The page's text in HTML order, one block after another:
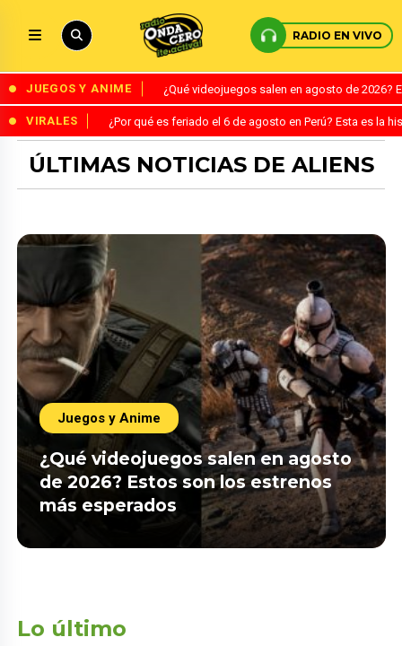
RADIO EN VIVO
JUEGOS Y ANIME ¿Qué videojuegos salen en agosto de
VIRALES ¿Por qué es feriado el 6 de agosto en Perú? Esta es la
ÚLTIMAS NOTICIAS DE ALIENS
Juegos y Anime
¿Qué videojuegos salen en agosto
de 2026? Estos son los estrenos
más esperados
Lo último